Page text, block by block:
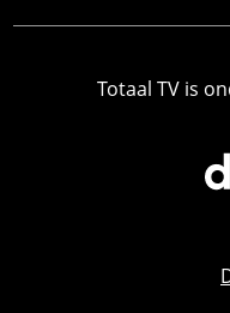
Totaal TV is